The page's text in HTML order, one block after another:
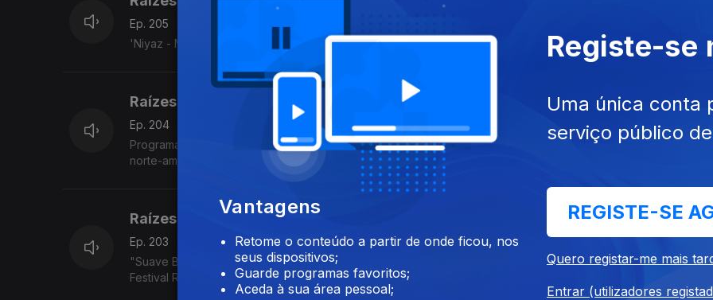
Ep. 205
'Niyaz - Misticismo moderno' (Irão/Paquistão/Afeganistão - Golfo Pérsico) - Rudolstadt, 5.7.2025
Raízes
Ep. 204
Programa Acervo Origens, da autoria do violeiro e investigador Cacai Nunes: o violão de Baden Powell com o baterista
norte-americano Jimmy Pratt, as emboladas de Alceu Valença, ...
Raízes
Ep. 203
17 dez. 2025
"Suave Bruta - Eda Diaz - Toque francês, estilo colombiano" Contrabaixista e cantora. (França / Colômbia).
Festival Rudolstadt. 5.7.2025
Vantagens
Retome o conteúdo a partir de onde ficou, nos
seus dispositivos;
Guarde programas favoritos;
Aceda à sua área pessoal;
Registe-se
Uma única conta
serviço público
REGISTE-SE
Quero registar-me mais
Entrar (utilizadores